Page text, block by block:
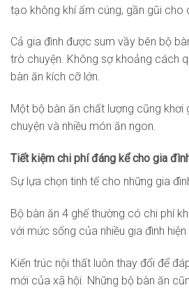
tạo không khí ấm cúng, gần gũi cho
Cả gia đình được sum vầy bên bộ
trò chuyện. Không sợ khoảng cách
bàn ăn kích cỡ lớn.
Một bộ bàn ăn chất lượng cũng khơi
chuyện và nhiều món ăn ngon.
Tiết kiệm chi phí đáng kể cho gia
Sự lựa chọn tinh tế cho những gia
Bộ bàn ăn 4 ghế thường có chi phí
với mức sống của nhiều gia đình hiện
Kiến trúc nội thất luôn thay đổi để
mới của xã hội. Những bộ bàn ăn